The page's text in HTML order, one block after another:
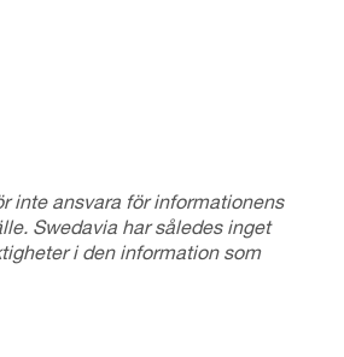
inte ansvara för informationens
Swedavia har således inget
i den information som